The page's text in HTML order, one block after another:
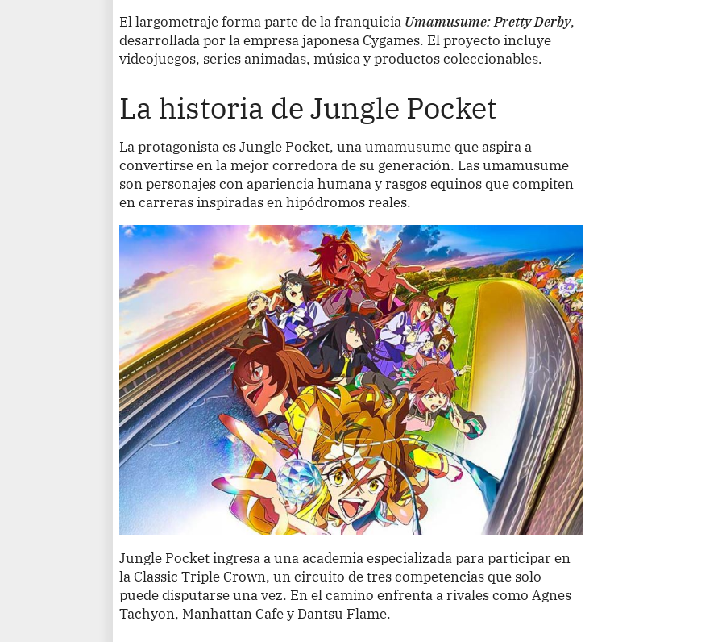
El largometraje forma parte de la franquicia Umamusume: Pretty Derby,
desarrollada por la empresa japonesa Cygames. El proyecto incluye
videojuegos, series animadas, música y productos coleccionables.
La historia de Jungle Pocket
La protagonista es Jungle Pocket, una umamusume que aspira a
convertirse en la mejor corredora de su generación. Las umamusume
son personajes con apariencia humana y rasgos equinos que compiten
en carreras inspiradas en hipódromos reales.
Jungle Pocket ingresa a una academia especializada para participar en
la Classic Triple Crown, un circuito de tres competencias que solo
puede disputarse una vez. En el camino enfrenta a rivales como Agnes
Tachyon, Manhattan Cafe y Dantsu Flame.